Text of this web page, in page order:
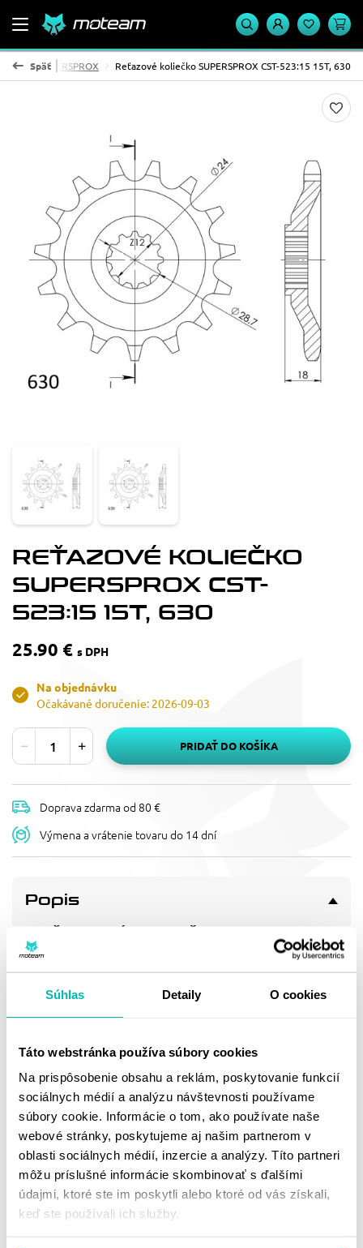
Súhlas Detaily O cookies
Táto webstránka používa súbory cookies
Na prispôsobenie obsahu a reklám, poskytovanie funkcií
sociálnych médií a analýzu návštevnosti používame
súbory cookie. Informácie o tom, ako používate naše
webové stránky, poskytujeme aj našim partnerom v
oblasti sociálnych médií, inzercie a analýzy. Títo partneri
môžu príslušné informácie skombinovať s ďalšími
údajmi, ktoré ste im poskytli alebo ktoré od vás získali,
keď ste používali ich služby.
Späť
SUPERSPROX Reťazové koliečko SUPERSPROX CST-523:15 15T, 630
REŤAZOVÉ KOLIEČKO
SUPERSPROX CST-
523:15 15T, 630
25.90 € s DPH
Na objednávku
Očakávané doručenie: 2026-09-03
PRIDAŤ DO KOŠÍKA
Doprava zdarma od 80 €
Výmena a vrátenie tovaru do 14 dní
Popis
REŤAZOVÉ KOLIEČKO
SUPERSPROX CST-523:15 15T,
Doprava a vrátenie
MOHLO BY SA VÁM
PÁČIŤ